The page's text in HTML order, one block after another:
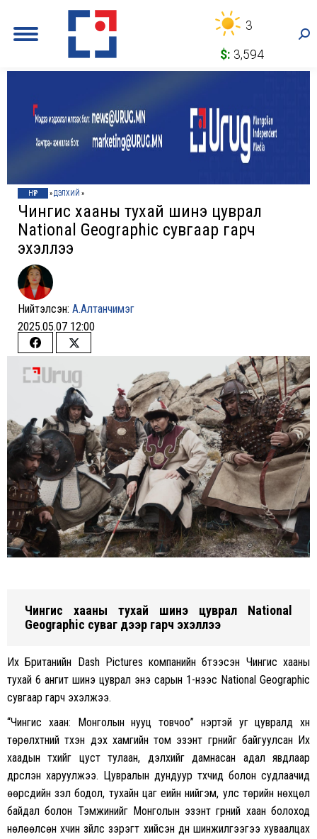
3
$: 3,594
НҮҮР »ДЭЛХИЙ »
Чингис хааны тухай шинэ цуврал
National Geographic сувгаар гарч
эхэллээ
Нийтэлсэн: А.Алтанчимэг
2025.05.07 12:00
Share
on
Facebook
Share
on
Twitter
Чингис хааны тухай шинэ цуврал National
Geographic суваг дээр гарч эхэллээ
Их Британийн Dash Pictures компанийн бүтээсэн Чингис хааны
тухай 6 ангит шинэ цуврал энэ сарын 1-нээс National Geographic
сувгаар гарч эхэлжээ.
“Чингис хаан: Монголын нууц товчоо” нэртэй уг цувралд хүн
төрөлхтний түүхэн дэх хамгийн том эзэнт гүрнийг байгуулсан Их
хаадын түүхийг цуст тулаан, дэлхийг дамнасан адал явдлаар
дүрслэн харуулжээ. Цувралын дундуур түүхчид болон судлаачид
өөрсдийн үзэл бодол, тухайн цаг үеийн нийгэм, улс төрийн нөхцөл
байдал болон Тэмүүжинийг Монголын эзэнт гүрний хаан болоход
нөлөөлсөн хүчин зүйлс зэрэгт хийсэн дүн шинжилгээгээ хуваалцах